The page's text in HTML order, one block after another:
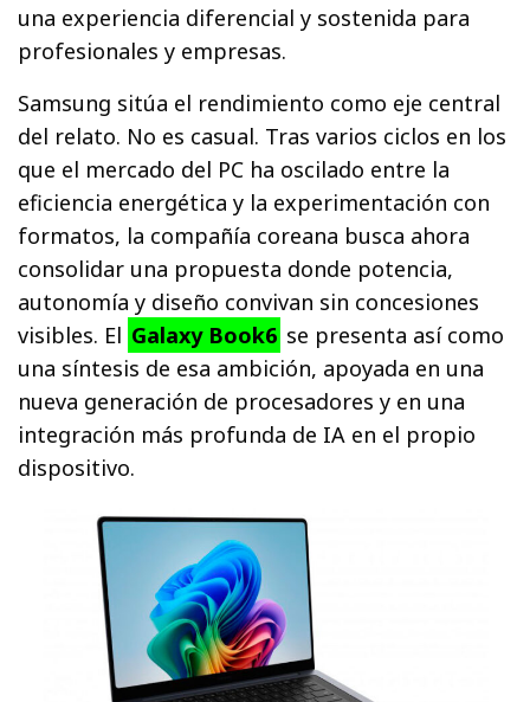
una experiencia diferencial y sostenida para
profesionales y empresas.
Samsung sitúa el rendimiento como eje central
del relato. No es casual. Tras varios ciclos en los
que el mercado del PC ha oscilado entre la
eficiencia energética y la experimentación con
formatos, la compañía coreana busca ahora
consolidar una propuesta donde potencia,
autonomía y diseño convivan sin concesiones
visibles. El Galaxy Book6 se presenta así como
una síntesis de esa ambición, apoyada en una
nueva generación de procesadores y en una
integración más profunda de IA en el propio
dispositivo.